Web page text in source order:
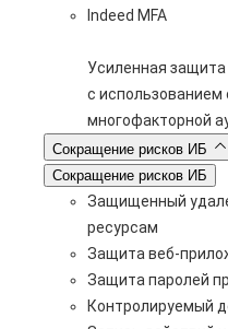
Indeed MFA
Усиленная
с использованием
многофакторной
Сокращение рисков ИБ
Сокращение рисков ИБ
Защищенный
ресурсам
Защита веб-
Защита паролей
Контролируемый